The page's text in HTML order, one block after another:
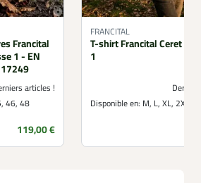
Francital
1 - EN
17249
articles !
46, 48
Prix
119,00 €
FRANCITAL
T-shirt Francital Ceret
1
Disponible en: M, L, XL, 2XL,